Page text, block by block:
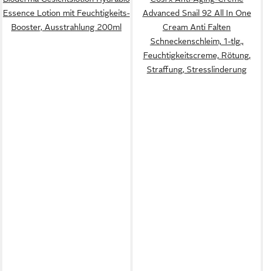
Essence Lotion mit Feuchtigkeits-
Booster, Ausstrahlung 200ml
Advanced Snail 92 All In One
Cream Anti Falten
Schneckenschleim, 1-tlg.,
Feuchtigkeitscreme, Rötung,
Straffung, Stresslinderung